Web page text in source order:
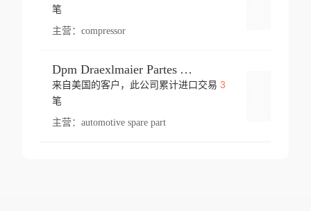
笔
主营： compressor
Dpm Draexlmaier Partes Automotrices Corr Ind Huejotzingo
来自美国的客户，此公司累计进口交易 3
笔
主营： automotive spare part